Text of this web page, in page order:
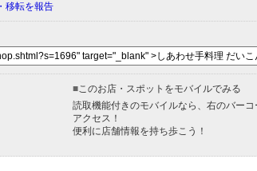
移転を報告
■このお店・スポットをモバイルでみる
読取機能付きのモバイルなら、右のバー
アクセス！
便利に店舗情報を持ち歩こう！